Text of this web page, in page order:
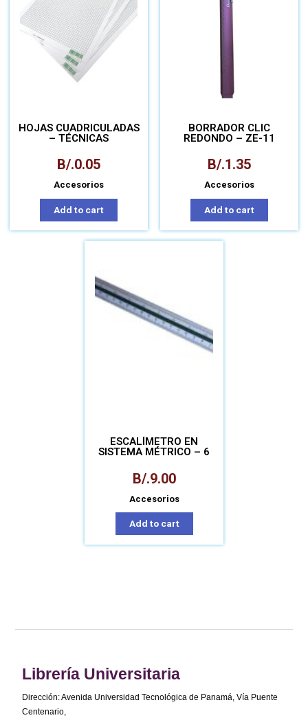
HOJAS CUADRICULADAS
– TÉCNICAS
B/.0.05
Accesorios
Add to cart
BORRADOR CLIC
REDONDO – ZE-11
B/.1.35
Accesorios
Add to cart
ESCALÍMETRO EN
SISTEMA MÉTRICO – 6
B/.9.00
Accesorios
Add to cart
Librería Universitaria
Dirección: Avenida Universidad Tecnológica de Panamá, Vía Puente
Centenario,